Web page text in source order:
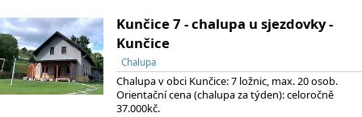
Kunčice 7 - chalupa u sjezdovky -
Kunčice
Chalupa
Chalupa v obci Kunčice: 7 ložnic, max. 20 osob.
Orientační cena (chalupa za týden): celoročně
37.000kč.